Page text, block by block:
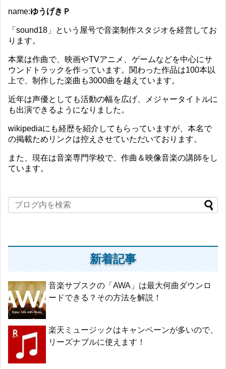
name:ゆうげきＰ
「sound18」という屋号で音楽制作スタジオを経営してお
ります。
本業は作曲で、映画やTVアニメ、ゲームなどを中心にサ
ウンドトラックを作っています。関わった作品は100本以
上で、制作した楽曲も3000曲を越えています。
近年は声優としても活動の幅を広げ、メジャータイトルに
も出演できるようになりました。
wikipediaにも経歴を紹介してもらっていますが、本名で
の掲載ためリンクは控えさせていただいております。
また、現在は音楽専門学校で、作曲＆映像音楽の講師をし
ています。
新着記事
音楽サブスクの「AWA」は最大何曲ダウンロ
ードできる？その方法を解説！
楽天ミュージックはキャンペーンが多いので、
リーズナブルに使えます！